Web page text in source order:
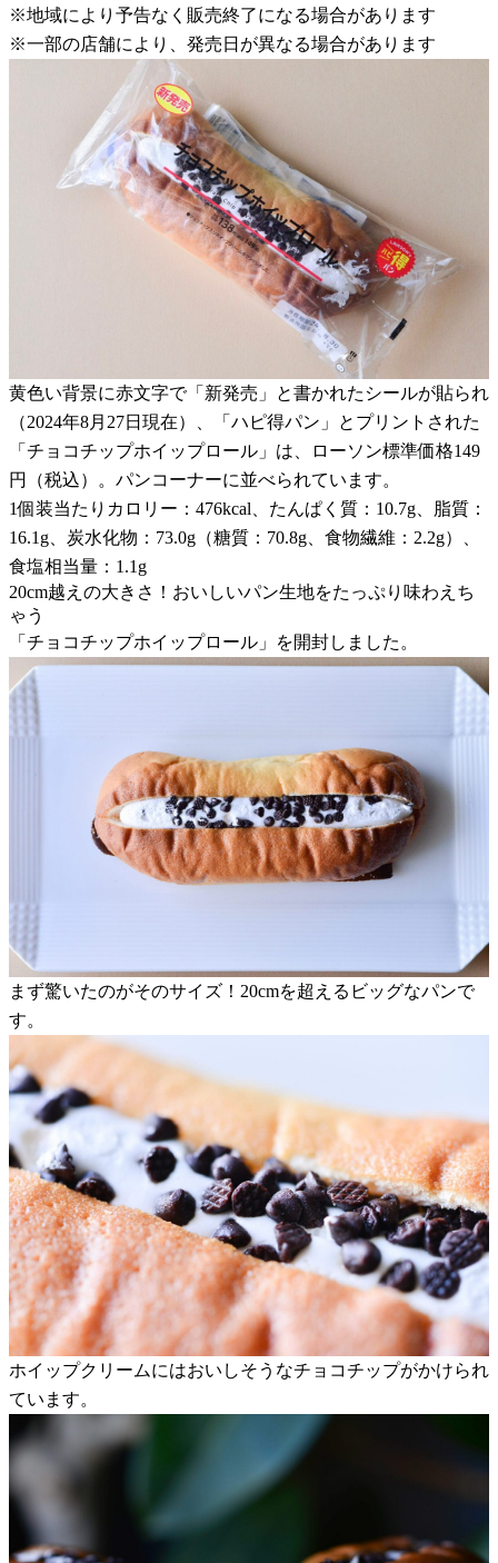
※地域により予告なく販売終了になる場合があります
※一部の店舗により、発売日が異なる場合があります
黄色い背景に赤文字で「新発売」と書かれたシールが貼られ
（2024年8月27日現在）、「ハピ得パン」とプリントされた
「チョコチップホイップロール」は、ローソン標準価格149
円（税込）。パンコーナーに並べられています。
1個装当たりカロリー：476kcal、たんぱく質：10.7g、脂質：
16.1g、炭水化物：73.0g（糖質：70.8g、食物繊維：2.2g）、
食塩相当量：1.1g
20cm越えの大きさ！おいしいパン生地をたっぷり味わえち
ゃう
「チョコチップホイップロール」を開封しました。
まず驚いたのがそのサイズ！20cmを超えるビッグなパンで
す。
ホイップクリームにはおいしそうなチョコチップがかけられ
ています。